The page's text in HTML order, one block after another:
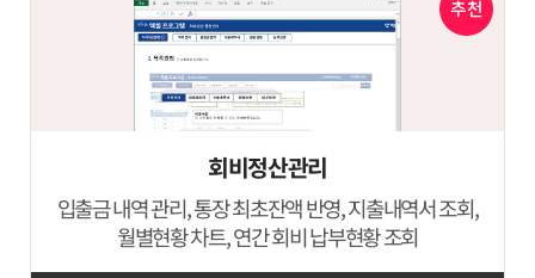
추천
회비정산관리
입출금 내역 관리, 통장 최초잔액 반영, 지출내역서 조회,
월별현황 차트, 연간 회비 납부현황 조회